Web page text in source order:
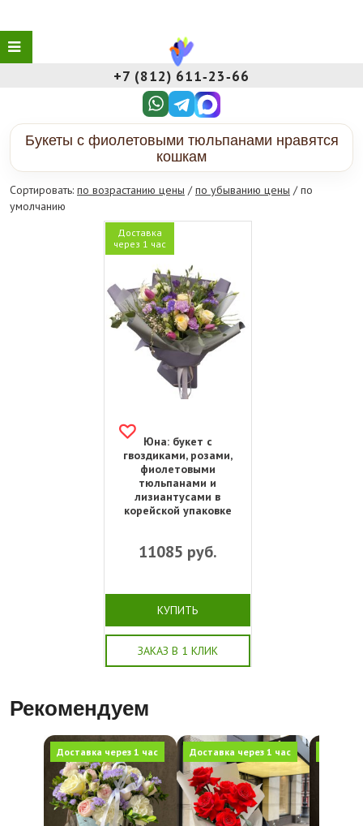
+7 (812) 611‑23‑66
Букеты с фиолетовыми тюльпанами нравятся
кошкам
Сортировать: по возрастанию цены /по убыванию цены / по
умолчанию
Доставка
через 1 час
Юна: букет с
гвоздиками, розами,
фиолетовыми
тюльпанами и
лизиантусами в
корейской упаковке
11085 руб.
КУПИТЬ
ЗАКАЗ В 1 КЛИК
Рекомендуем
Доставка через 1 час Доставка через 1 час